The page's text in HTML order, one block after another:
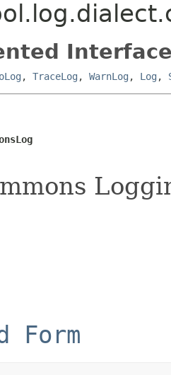
, TraceLog , WarnLog , Log ,
Form